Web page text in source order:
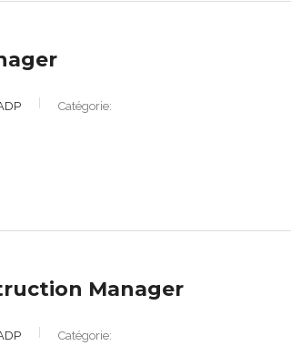
Catégorie:
Manager
Catégorie: